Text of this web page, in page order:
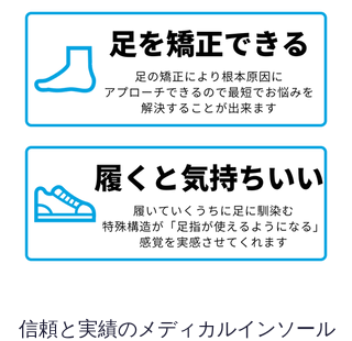
信頼と実績のメディカルインソール